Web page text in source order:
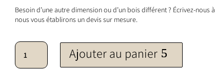
Besoin d’une autre dimension ou d’un bois différent ? Écrivez-nous
nous vous établirons un devis sur mesure.
quantité de Planche billot
Ajouter au panier